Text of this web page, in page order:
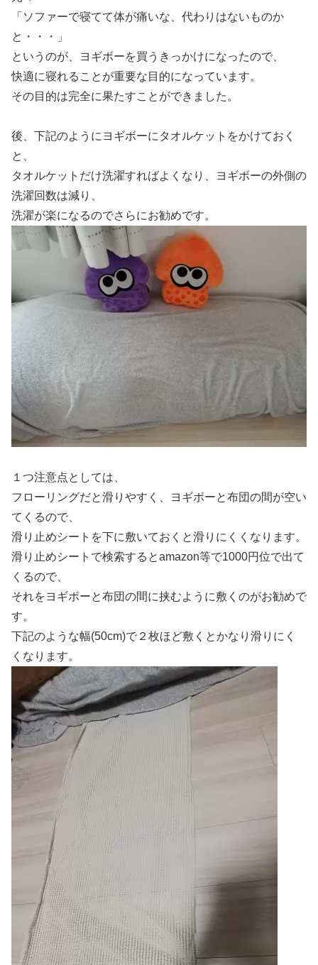
「ソファーで寝てて体が痛いな、代わりはないものか
と・・・」
というのが、ヨギボーを買うきっかけになったので、
快適に寝れることが重要な目的になっています。
その目的は完全に果たすことができました。
後、下記のようにヨギボーにタオルケットをかけておく
と、
タオルケットだけ洗濯すればよくなり、ヨギボーの外側の
洗濯回数は減り、
洗濯が楽になるのでさらにお勧めです。
１つ注意点としては、
フローリングだと滑りやすく、ヨギボーと布団の間が空い
てくるので、
滑り止めシートを下に敷いておくと滑りにくくなります。
滑り止めシートで検索するとamazon等で1000円位で出て
くるので、
それをヨギボーと布団の間に挟むように敷くのがお勧めで
す。
下記のような幅(50cm)で２枚ほど敷くとかなり滑りにく
くなります。